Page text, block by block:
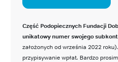
Część Podopiecznych Fundacji
unikatowy numer swojego
założonych od września 2022
przypisywanie wpłat. Bardzo